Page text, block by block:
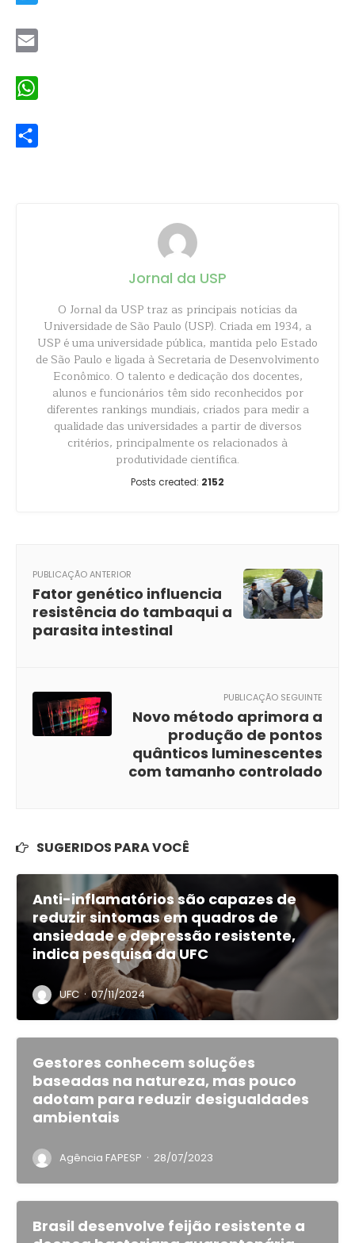
Jornal da USP
O Jornal da USP traz as principais notícias da
Universidade de São Paulo (USP). Criada em 1934, a
USP é uma universidade pública, mantida pelo Estado
de São Paulo e ligada à Secretaria de Desenvolvimento
Econômico. O talento e dedicação dos docentes,
alunos e funcionários têm sido reconhecidos por
diferentes rankings mundiais, criados para medir a
qualidade das universidades a partir de diversos
critérios, principalmente os relacionados à
produtividade científica.
Posts created: 2152
PUBLICAÇÃO ANTERIOR
Fator genético influencia
resistência do tambaqui a
parasita intestinal
PUBLICAÇÃO SEGUINTE
Novo método aprimora a
produção de pontos
quânticos luminescentes
com tamanho controlado
SUGERIDOS PARA VOCÊ
Anti-inflamatórios são capazes de
reduzir sintomas em quadros de
ansiedade e depressão resistente,
indica pesquisa da UFC
UFC · 07/11/2024
Gestores conhecem soluções
baseadas na natureza, mas pouco
adotam para reduzir desigualdades
ambientais
Agência FAPESP · 28/07/2023
Brasil desenvolve feijão resistente a